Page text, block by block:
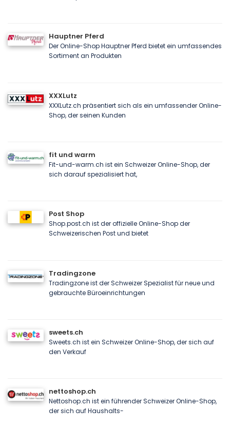
Hauptner Pferd
Der Online-Shop Hauptner Pferd bietet ein umfassendes
Sortiment an Produkten
XXXLutz
XXXLutz.ch präsentiert sich als ein umfassender Online-
Shop, der seinen Kunden
fit und warm
Fit-und-warm.ch ist ein Schweizer Online-Shop, der
sich darauf spezialisiert hat,
Post Shop
Shop.post.ch ist der offizielle Online-Shop der
Schweizerischen Post und bietet
Tradingzone
Tradingzone ist der Schweizer Spezialist für neue und
gebrauchte Büroeinrichtungen
sweets.ch
Sweets.ch ist ein Schweizer Online-Shop, der sich auf
den Verkauf
nettoshop.ch
Nettoshop.ch ist ein führender Schweizer Online-Shop,
der sich auf Haushalts-